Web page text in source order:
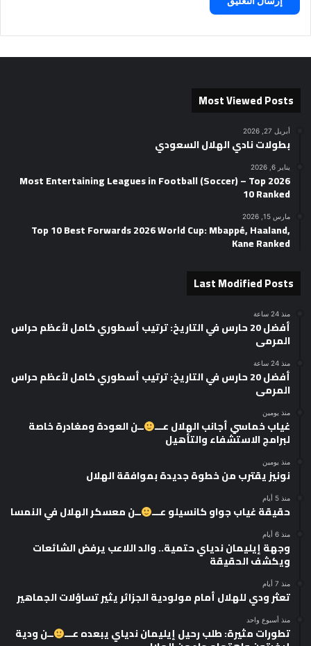
Most Viewed Posts
أبريل 27, 2026
بطولات نادي الهلال السعودي
يناير 6, 2026
2026 Most Entertaining Leagues in Football (Soccer) – Top
10 Ranked
مارس 15, 2026
Top 10 Best Forwards 2026 World Cup: Mbappé, Haaland,
Kane Ranked
Last Modified Posts
منذ 24 ساعة
أفضل 20 حارس في التاريخ: ترتيب أسطوري كامل لأعظم حراس
المرمى
منذ 24 ساعة
أفضل 20 حارس في التاريخ: ترتيب أسطوري كامل لأعظم حراس
المرمى
منذ يومين
غياب خماسي أجانب الهلال عـــ ــن العودة ومغادرة خاصة
لبرامج الاستشفاء والتأهيل
منذ يومين
نونيز يقترب من خطوة جديدة بموافقة الهلال
منذ 5 أيام
حقيقة غياب جواو كانسيلو عـــ ــن معسكر الهلال في النمسا
منذ 6 أيام
وجهة إيليمان ندياي حتمية.. والد اللاعب يرفض الشائعات
ويكشف الحقيقة
منذ 7 أيام
تعثر ودي للهلال أمام مولودية الجزائر يثير تساؤلات الجماهير
منذ أسبوع واحد
تطورات مثيرة: طلب رحيل إيليمان ندياي يبعده عـــ ــن ودية